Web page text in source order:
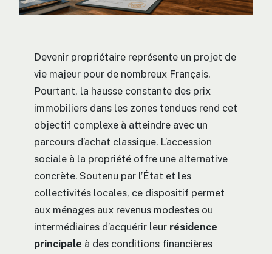
Devenir propriétaire représente un projet de
vie majeur pour de nombreux Français.
Pourtant, la hausse constante des prix
immobiliers dans les zones tendues rend cet
objectif complexe à atteindre avec un
parcours d’achat classique. L’accession
sociale à la propriété offre une alternative
concrète. Soutenu par l’État et les
collectivités locales, ce dispositif permet
aux ménages aux revenus modestes ou
intermédiaires d’acquérir leur résidence
principale à des conditions financières